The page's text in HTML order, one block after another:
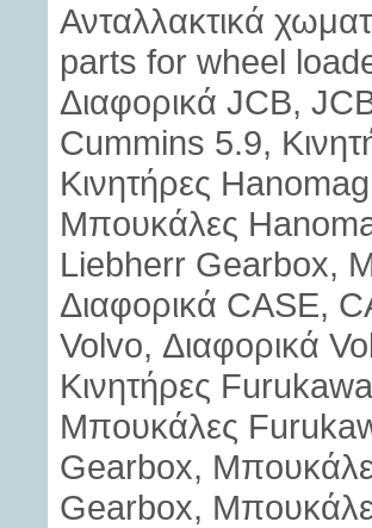
Ανταλλακτικά
parts for wheel
Διαφορικά JCB,
Cummins 5.9,
Κινητήρες
Μπουκάλες
Liebherr Gearbox,
Διαφορικά CASE,
Volvo, Διαφορικά
Κινητήρες
Μπουκάλες
Gearbox,
Gearbox,